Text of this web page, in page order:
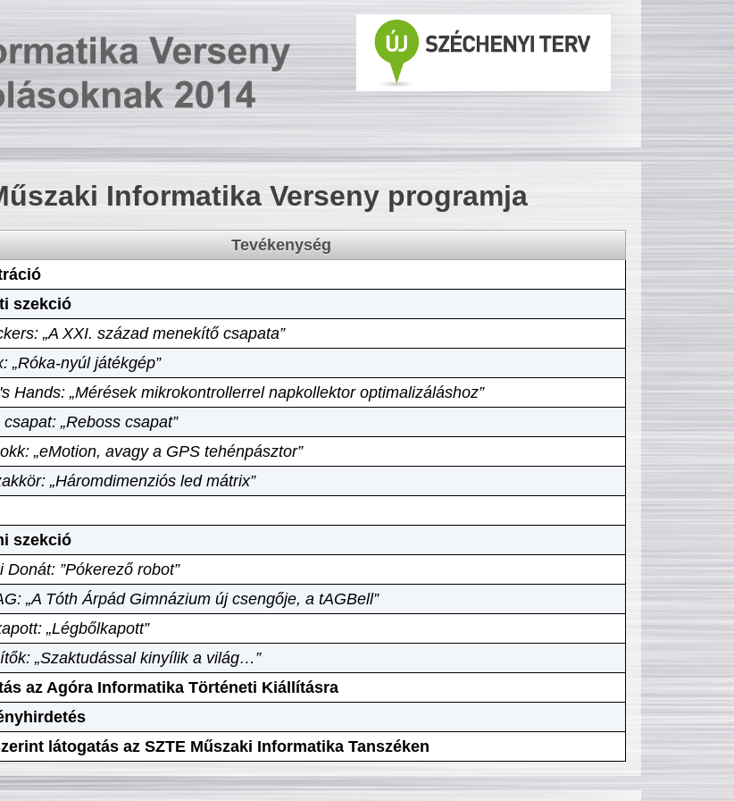
Informatika Verseny programja
Tevékenység
szekció
„A XXI. század menekítő csapata”
„Róka-nyúl játékgép”
Hands: „Mérések mikrokontrollerrel napkollektor optimalizáláshoz”
„Reboss csapat”
„eMotion, avagy a GPS tehénpásztor”
„Háromdimenziós led mátrix”
szekció
Donát: ”Pókerező robot”
„A Tóth Árpád Gimnázium új csengője, a tAGBell”
„Légbőlkapott”
„Szaktudással kinyílik a világ…”
az Agóra Informatika Történeti Kiállításra
látogatás az SZTE Műszaki Informatika Tanszéken